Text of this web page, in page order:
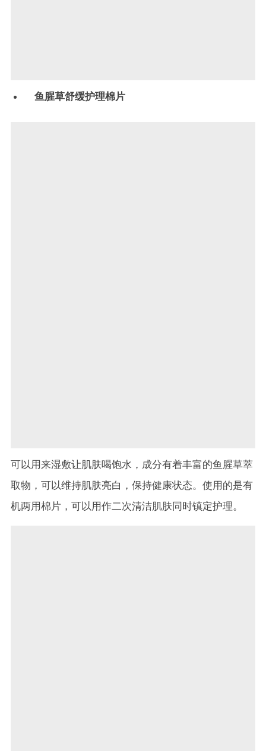
鱼腥草舒缓护理棉片
可以用来湿敷让肌肤喝饱水，成分有着丰富的鱼腥草萃
取物，可以维持肌肤亮白，保持健康状态。使用的是有
机两用棉片，可以用作二次清洁肌肤同时镇定护理。